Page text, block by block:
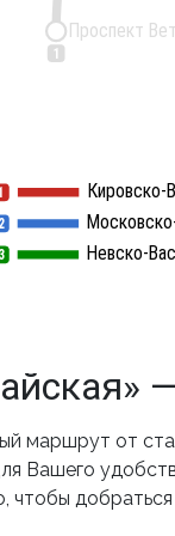
Кировско-
Невско-
2
3
2
3
1
Проспект
маршрут от
Вашего
чтобы